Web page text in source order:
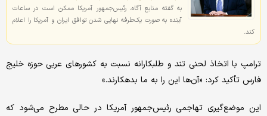
به گفته منابع آگاه، رئیس‌جمهور آمریکا ممکن است در ساعات
آینده به صورت یک‌طرفه نهایی شدن توافق ایران و آمریکا را اعلام
کند.
ترامپ با اتخاذ لحنی تند و طلبکارانه نسبت به کشورهای عربی حوزه خلیج
فارس تأکید کرد: «آن‌ها این را به ما بدهکارند.»
این موضع‌گیری تهاجمی رئیس‌جمهور آمریکا در حالی مطرح می‌شود که